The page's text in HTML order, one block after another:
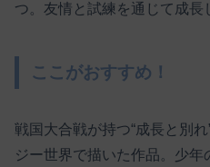
つ。友情と試練を通じて成長
ここがおすすめ！
戦国大合戦が持つ“成長と別
ジー世界で描いた作品。少